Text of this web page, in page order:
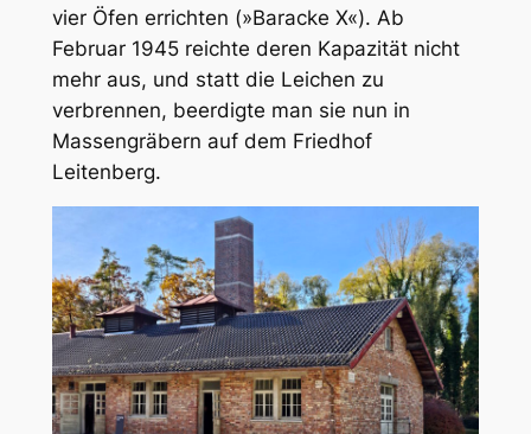
vier Öfen errichten (»Baracke X«). Ab
Februar 1945 reichte deren Kapazität nicht
mehr aus, und statt die Leichen zu
verbrennen, beerdigte man sie nun in
Massengräbern auf dem Friedhof
Leitenberg.